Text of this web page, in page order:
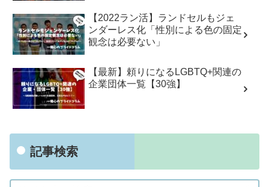
【2022ラン活】ランドセルもジェ
ンダーレス化「性別による色の固定
観念は必要ない」
【最新】頼りになるLGBTQ+関連の
企業団体一覧【30強】
記事検索